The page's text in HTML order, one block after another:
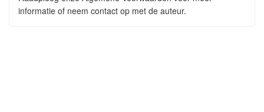
informatie of neem contact op met de auteur.